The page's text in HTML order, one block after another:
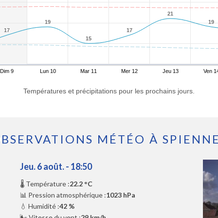
17
17
19
19
15
15
17
17
21
21
19
19
Dim 9 Lun 10 Mar 11 Mer 12 Jeu 13 Ven
Températures et précipitations pour les prochains jours.
MÉTÉO À
Jeu. 6 août. - 18:50
🌡️ Température :22.2 °C
📊 Pression atmosphérique :1023 hPa
💧 Humidité :42 %